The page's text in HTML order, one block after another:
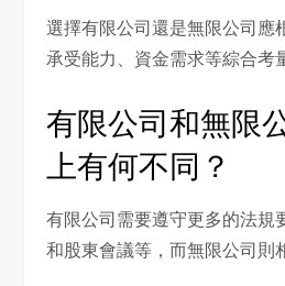
選擇有限公司還是無限公司應
承受能力、資金需求等綜合考
有限公司和無限
上有何不同？
有限公司需要遵守更多的法規
和股東會議等，而無限公司則